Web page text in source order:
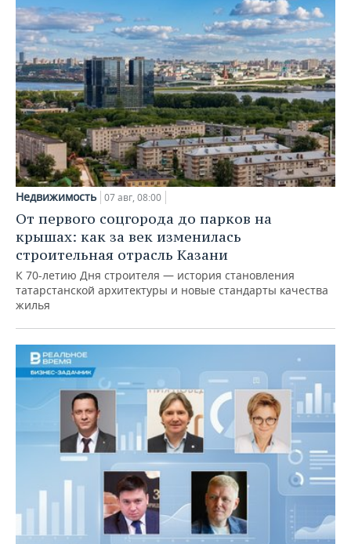
Недвижимость 07 авг, 08:00
От первого соцгорода до парков на
крышах: как за век изменилась
строительная отрасль Казани
К 70-летию Дня строителя — история становления
татарстанской архитектуры и новые стандарты качества
жилья